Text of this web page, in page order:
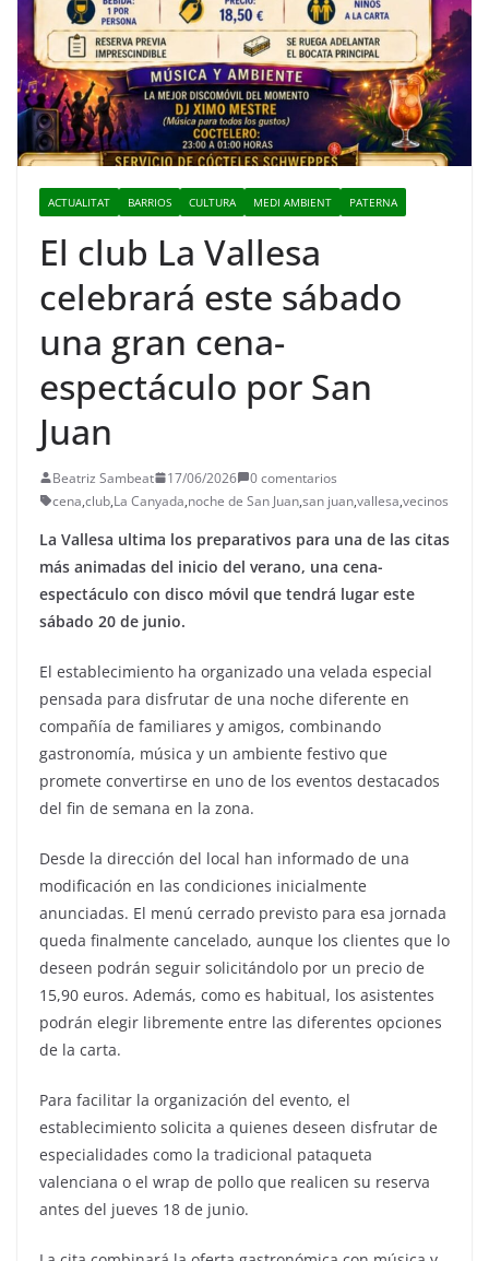
ACTUALITAT BARRIOS CULTURA MEDI AMBIENT PATERNA
El club La Vallesa
celebrará este sábado
una gran cena-
espectáculo por San
Juan
Beatriz Sambeat 17/06/2026
0 comentarios
cena,club,La Canyada,noche de San Juan,san juan,vallesa,vecinos
La Vallesa ultima los preparativos para una de las citas
más animadas del inicio del verano, una cena-
espectáculo con disco móvil que tendrá lugar este
sábado 20 de junio.
El establecimiento ha organizado una velada especial
pensada para disfrutar de una noche diferente en
compañía de familiares y amigos, combinando
gastronomía, música y un ambiente festivo que
promete convertirse en uno de los eventos destacados
del fin de semana en la zona.
Desde la dirección del local han informado de una
modificación en las condiciones inicialmente
anunciadas. El menú cerrado previsto para esa jornada
queda finalmente cancelado, aunque los clientes que lo
deseen podrán seguir solicitándolo por un precio de
15,90 euros. Además, como es habitual, los asistentes
podrán elegir libremente entre las diferentes opciones
de la carta.
Para facilitar la organización del evento, el
establecimiento solicita a quienes deseen disfrutar de
especialidades como la tradicional pataqueta
valenciana o el wrap de pollo que realicen su reserva
antes del jueves 18 de junio.